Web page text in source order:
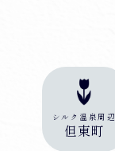
シルク温泉周辺
但東町